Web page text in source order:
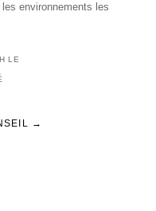
environnements les
LE
→